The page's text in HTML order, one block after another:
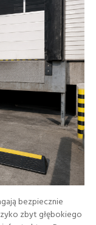
bezpiecznie
zbyt głębokiego